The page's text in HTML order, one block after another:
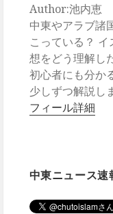
Author:池内恵
中東やアラブ諸
こっている？ イ
想をどう理解し
初心者にも分か
少しずつ解説し
フィール詳細
中東ニュース